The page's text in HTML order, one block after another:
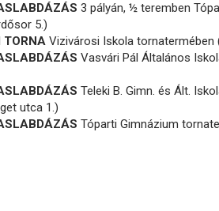
3 pályán, ½ teremben
5.)
TORNA Vizivárosi Iskola tornatermében
Vasvári Pál Általános
Teleki B. Gimn. és Ált.
utca 1.)
Tóparti Gimnázium